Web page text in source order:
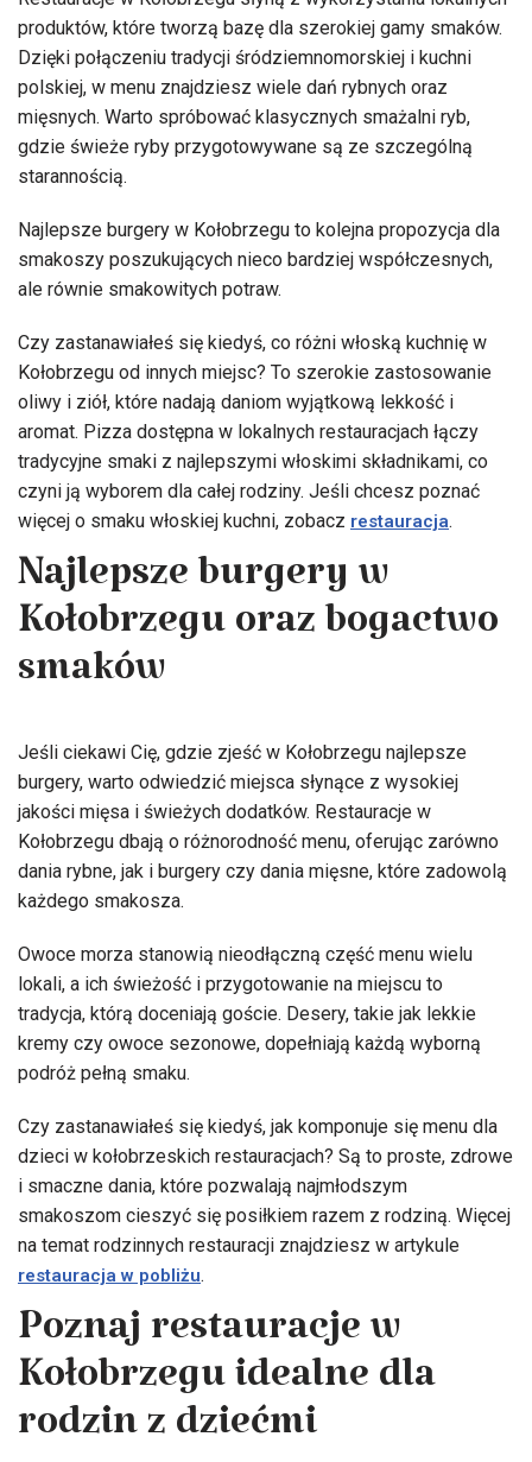
produktów, które tworzą bazę dla szerokiej gamy smaków.
Dzięki połączeniu tradycji śródziemnomorskiej i kuchni
polskiej, w menu znajdziesz wiele dań rybnych oraz
mięsnych. Warto spróbować klasycznych smażalni ryb,
gdzie świeże ryby przygotowywane są ze szczególną
starannością.
Najlepsze burgery w Kołobrzegu to kolejna propozycja dla
smakoszy poszukujących nieco bardziej współczesnych,
ale równie smakowitych potraw.
Czy zastanawiałeś się kiedyś, co różni włoską kuchnię w
Kołobrzegu od innych miejsc? To szerokie zastosowanie
oliwy i ziół, które nadają daniom wyjątkową lekkość i
aromat. Pizza dostępna w lokalnych restauracjach łączy
tradycyjne smaki z najlepszymi włoskimi składnikami, co
czyni ją wyborem dla całej rodziny. Jeśli chcesz poznać
więcej o smaku włoskiej kuchni, zobacz restauracja.
Najlepsze burgery w
Kołobrzegu oraz bogactwo
smaków
Jeśli ciekawi Cię, gdzie zjeść w Kołobrzegu najlepsze
burgery, warto odwiedzić miejsca słynące z wysokiej
jakości mięsa i świeżych dodatków. Restauracje w
Kołobrzegu dbają o różnorodność menu, oferując zarówno
dania rybne, jak i burgery czy dania mięsne, które zadowolą
każdego smakosza.
Owoce morza stanowią nieodłączną część menu wielu
lokali, a ich świeżość i przygotowanie na miejscu to
tradycja, którą doceniają goście. Desery, takie jak lekkie
kremy czy owoce sezonowe, dopełniają każdą wyborną
podróż pełną smaku.
Czy zastanawiałeś się kiedyś, jak komponuje się menu dla
dzieci w kołobrzeskich restauracjach? Są to proste, zdrowe
i smaczne dania, które pozwalają najmłodszym
smakoszom cieszyć się posiłkiem razem z rodziną. Więcej
na temat rodzinnych restauracji znajdziesz w artykule
restauracja w pobliżu.
Poznaj restauracje w
Kołobrzegu idealne dla
rodzin z dziećmi